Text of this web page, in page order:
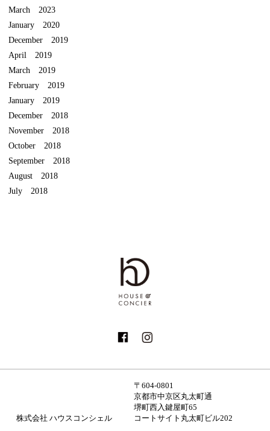
March 2023
January 2020
December 2019
April 2019
March 2019
February 2019
January 2019
December 2018
November 2018
October 2018
September 2018
August 2018
July 2018
株式会社 ハウスコンシェル
〒604-0801
京都市中京区丸太町通
堺町西入鍵屋町65
コートサイト丸太町ビル202